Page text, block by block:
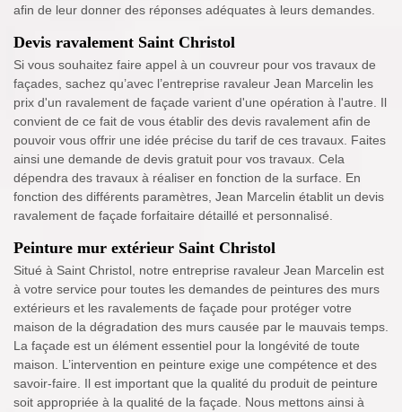
afin de leur donner des réponses adéquates à leurs demandes.
Devis ravalement Saint Christol
Si vous souhaitez faire appel à un couvreur pour vos travaux de
façades, sachez qu’avec l’entreprise ravaleur Jean Marcelin les
prix d'un ravalement de façade varient d'une opération à l'autre. Il
convient de ce fait de vous établir des devis ravalement afin de
pouvoir vous offrir une idée précise du tarif de ces travaux. Faites
ainsi une demande de devis gratuit pour vos travaux. Cela
dépendra des travaux à réaliser en fonction de la surface. En
fonction des différents paramètres, Jean Marcelin établit un devis
ravalement de façade forfaitaire détaillé et personnalisé.
Peinture mur extérieur Saint Christol
Situé à Saint Christol, notre entreprise ravaleur Jean Marcelin est
à votre service pour toutes les demandes de peintures des murs
extérieurs et les ravalements de façade pour protéger votre
maison de la dégradation des murs causée par le mauvais temps.
La façade est un élément essentiel pour la longévité de toute
maison. L’intervention en peinture exige une compétence et des
savoir-faire. Il est important que la qualité du produit de peinture
soit appropriée à la qualité de la façade. Nous mettons ainsi à